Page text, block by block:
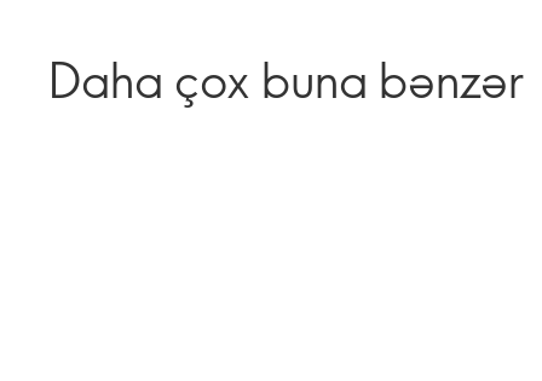
Daha çox buna bənzər